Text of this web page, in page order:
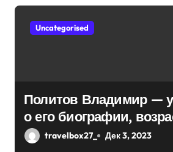
м
Uncategorised
Политов Владимир —
о его биографии,
впечатляющих
travelbox27_ Дек 3, 2023